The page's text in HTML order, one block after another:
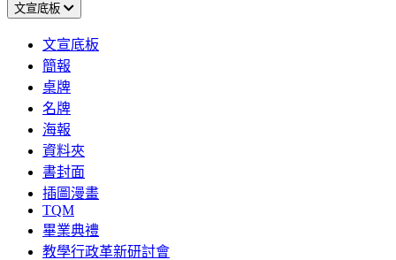
文宣底板
文宣底板
簡報
桌牌
名牌
海報
資料夾
書封面
插圖漫畫
TQM
畢業典禮
教學行政革新研討會